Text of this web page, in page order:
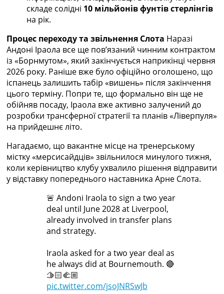
Логін
Рейтінги
Колективний прогноз
Турніри
Чемпіонат Світу
Україна. Прем’єр-Ліга
Україна. Перша Ліга
Ліга Чемпіонів
Англія. Прем’єр-Ліга
Іспанія. Ла Ліга
Ще Турніри >>>
Чемпіонат Світу. Турнирні таблиці
Таблиця УПЛ
Перша Ліга
Таблиця АПЛ
Таблиця Ла Ліги
Таблиця Ліги Чемпіонів
Всі таблиці >>>
Рейтинги
Рейтинг країн УЄФА
Рейтинг клубів УЄФА
Рейтинг ФІФА
Телепрограма
складе солідні 10 мільйонів фунтів стерлінгів
на рік.
Процес переходу та звільнення Слота Наразі
Андоні Іраола все ще пов’язаний чинним контрактом
із «Борнмутом», який закінчується наприкінці червня
2026 року. Раніше вже було офіційно оголошено, що
іспанець залишить табір «вишень» після закінчення
цього терміну. Попри те, що формально він ще не
обійняв посаду, Іраола вже активно залучений до
розробки трансферної стратегії та планів «Ліверпуля»
на прийдешнє літо.
Нагадаємо, що вакантне місце на тренерському
містку «мерсисайдців» звільнилося минулого тижня,
коли керівництво клубу ухвалило рішення відправити
у відставку попереднього наставника Арне Слота.
🚨 Andoni Iraola to sign a two year
deal until June 2028 at Liverpool,
already involved in transfer plans
and strategy.
Iraola asked for a two year deal as
he always did at Bournemouth. 🔴
🫱🏻‍🫲🏼
pic.twitter.com/jsoJNRSwJb